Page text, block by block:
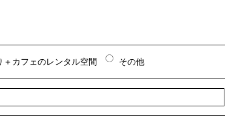
＋カフェのレンタル空間 その他